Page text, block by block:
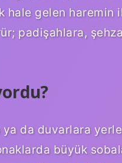
gelen haremin
padişahlara,
ya da duvarlara
büyük